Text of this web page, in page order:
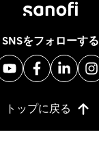
SNSをフォローする
トップに戻る